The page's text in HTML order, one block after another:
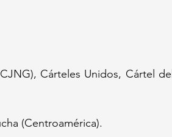
Cárteles Unidos, Cártel del
(Centroamérica).